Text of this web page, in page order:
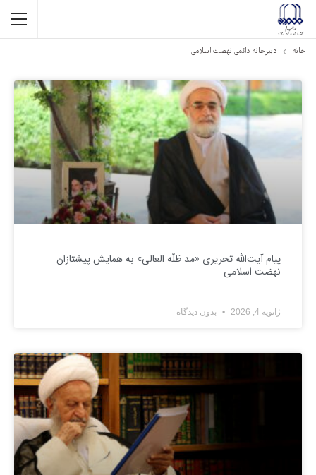
خانه دبیرخانه دائمی نهضت اسلامی
پیام آیت‌الله تحریری «مد ظلّه العالی» به همایش پیشتازان
نهضت اسلامی
ژانویه 4, 2026 بدون دیدگاه